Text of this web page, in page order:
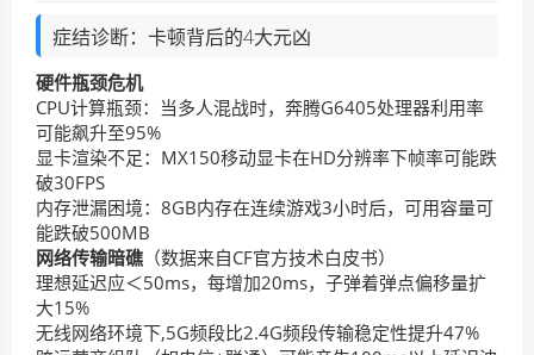
症结诊断：卡顿背后的4大元凶
硬件瓶颈危机
CPU计算瓶颈：当多人混战时，奔腾G6405处理器利用率
可能飙升至95%
显卡渲染不足：MX150移动显卡在HD分辨率下帧率可能跌
破30FPS
内存泄漏困境：8GB内存在连续游戏3小时后，可用容量可
能跌破500MB
网络传输暗礁 （数据来自CF官方技术白皮书）
理想延迟应＜50ms，每增加20ms，子弹着弹点偏移量扩
大15%
无线网络环境下,5G频段比2.4G频段传输稳定性提升47%